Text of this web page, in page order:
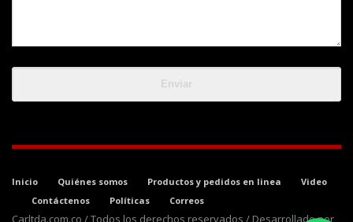
Inicio Quiénes somos Productos y pedidos en linea
Video
Contáctenos
Políticas Correos
Carltda.com.co / Todos los derechos reservados / Desarrollado por